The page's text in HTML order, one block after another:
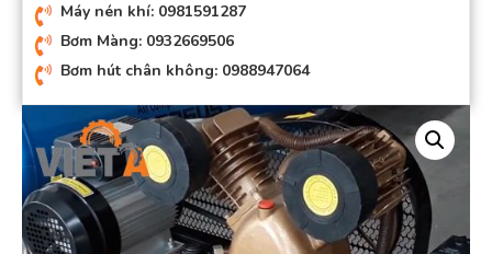
Máy nén khí: 0981591287
Bơm Màng: 0932669506
Bơm hút chân không: 0988947064